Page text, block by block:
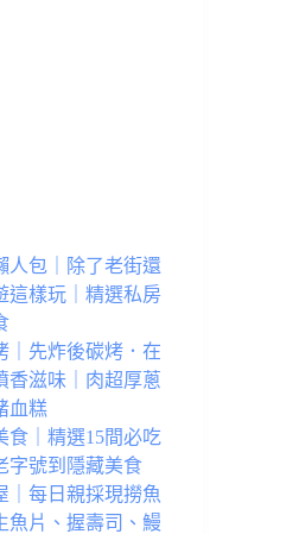
人包｜除了老街還
這樣玩｜精選私房
｜先炸後碳烤．在
香滋味｜肉超厚蔥
血糕
食｜精選15間必吃
字號到隱藏美食
｜每日親採現撈魚
魚片、握壽司、鰻